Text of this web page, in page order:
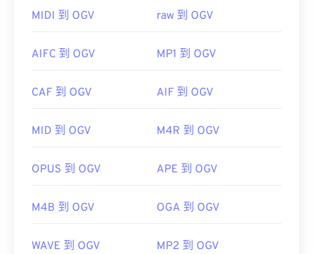
戏相关。Apple 并未开发这些技术，因此它们无法在
开发者： Apple Inc.
https://en.wikipedia.org/wiki/QuickTime_File_Format
CH203-BBCGDDDF
的Winamp 和适用于 Mac OS X 的 Elmedia
DirectShow的播放器中播放，但必须使用
首次发布： 2017 年
https://en.wikipedia.org/wiki/Ogg
https://www.xiph.org/
MIDI 到 OGV raw 到 OGV
AIFC 到 OGV MP1 到 OGV
CAF 到 OGV AIF 到 OGV
MID 到 OGV M4R 到 OGV
OPUS 到 OGV APE 到 OGV
M4B 到 OGV OGA 到 OGV
WAVE 到 OGV MP2 到 OGV